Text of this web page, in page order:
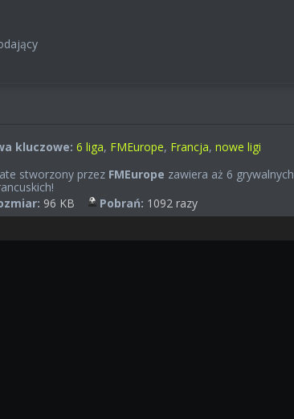
kluczowe: 6 liga, FMEurope, Francja, nowe ligi
stworzony przez FMEurope zawiera aż 6 grywalnych
96 KB Pobrań: 1092 razy